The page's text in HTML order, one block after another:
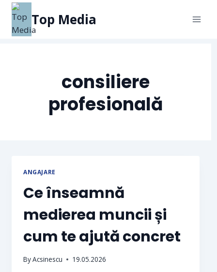
Top Media
consiliere
profesională
ANGAJARE
Ce înseamnă
medierea muncii și
cum te ajută concret
ByAcsinescu 19.05.2026